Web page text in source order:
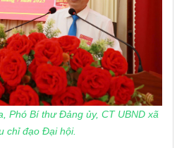
Phó Bí thư Đảng ủy, CT UBND xã
chỉ đạo Đại hội.